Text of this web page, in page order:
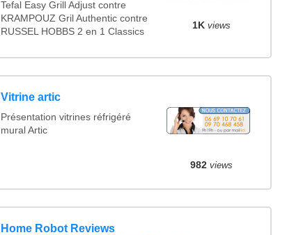
Tefal Easy Grill Adjust contre
KRAMPOUZ Gril Authentic contre
RUSSEL HOBBS 2 en 1 Classics
1K views
Vitrine artic
Présentation vitrines réfrigéré
mural Artic
982views
Home Robot Reviews